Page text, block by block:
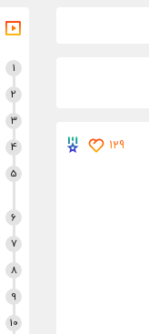
129
1
2
3
4
5
6
7
8
9
10